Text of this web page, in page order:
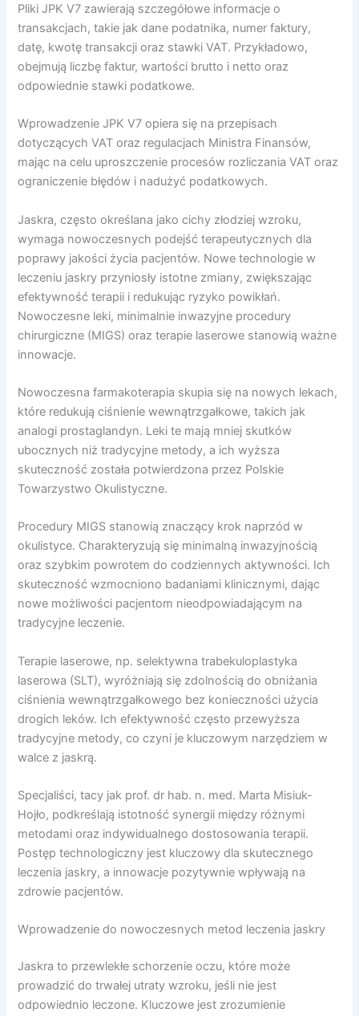
Pliki JPK V7 zawierają szczegółowe informacje o
transakcjach, takie jak dane podatnika, numer faktury,
datę, kwotę transakcji oraz stawki VAT. Przykładowo,
obejmują liczbę faktur, wartości brutto i netto oraz
odpowiednie stawki podatkowe.
Wprowadzenie JPK V7 opiera się na przepisach
dotyczących VAT oraz regulacjach Ministra Finansów,
mając na celu uproszczenie procesów rozliczania VAT oraz
ograniczenie błędów i nadużyć podatkowych.
Jaskra, często określana jako cichy złodziej wzroku,
wymaga nowoczesnych podejść terapeutycznych dla
poprawy jakości życia pacjentów. Nowe technologie w
leczeniu jaskry przyniosły istotne zmiany, zwiększając
efektywność terapii i redukując ryzyko powikłań.
Nowoczesne leki, minimalnie inwazyjne procedury
chirurgiczne (MIGS) oraz terapie laserowe stanowią ważne
innowacje.
Nowoczesna farmakoterapia skupia się na nowych lekach,
które redukują ciśnienie wewnątrzgałkowe, takich jak
analogi prostaglandyn. Leki te mają mniej skutków
ubocznych niż tradycyjne metody, a ich wyższa
skuteczność została potwierdzona przez Polskie
Towarzystwo Okulistyczne.
Procedury MIGS stanowią znaczący krok naprzód w
okulistyce. Charakteryzują się minimalną inwazyjnością
oraz szybkim powrotem do codziennych aktywności. Ich
skuteczność wzmocniono badaniami klinicznymi, dając
nowe możliwości pacjentom nieodpowiadającym na
tradycyjne leczenie.
Terapie laserowe, np. selektywna trabekuloplastyka
laserowa (SLT), wyróżniają się zdolnością do obniżania
ciśnienia wewnątrzgałkowego bez konieczności użycia
drogich leków. Ich efektywność często przewyższa
tradycyjne metody, co czyni je kluczowym narzędziem w
walce z jaskrą.
Specjaliści, tacy jak prof. dr hab. n. med. Marta Misiuk-
Hojło, podkreślają istotność synergii między różnymi
metodami oraz indywidualnego dostosowania terapii.
Postęp technologiczny jest kluczowy dla skutecznego
leczenia jaskry, a innowacje pozytywnie wpływają na
zdrowie pacjentów.
Wprowadzenie do nowoczesnych metod leczenia jaskry
Jaskra to przewlekłe schorzenie oczu, które może
prowadzić do trwałej utraty wzroku, jeśli nie jest
odpowiednio leczone. Kluczowe jest zrozumienie